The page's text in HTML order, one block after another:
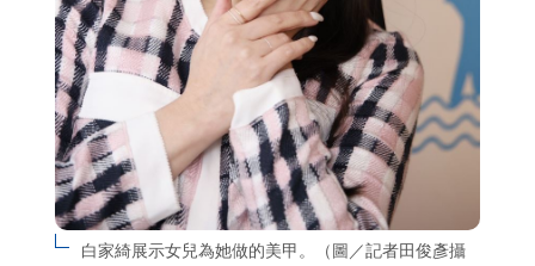
白家綺展示女兒為她做的美甲。（圖／記者田俊彥攝